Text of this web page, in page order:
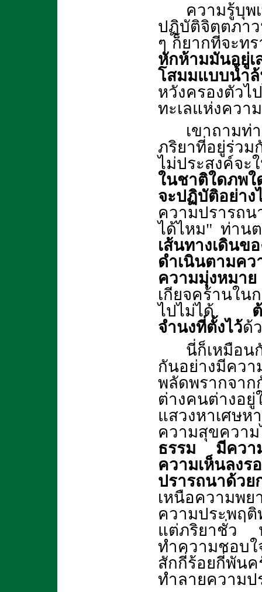
ความรู้บุ
ปฏิบัติจิตตภา
ๆ ก็ยากที่จะท
หักห้ามมันอยู่
โสมมแบบน้ำ
หวังครองตัว
ทะเลแห่งควา
เขาถาม
ภริยาที่อยู่ร่วม
ไม่ประสงค์จ
ในชาติใดภพใ
จะปฏิบัติอย่าง
ความปรารถ
ได้ไหม" ท่าน
เส้นทางเดิน
ดำเนินตามคว
ความมุ่งหมาย
เกียจคร้านใน
ไปไม่ได้
จำนงที่ตั้งไว้ด้
นี่ก็เหมือน
กันอย่างมีค
พลัดพรากจา
ต่างคนต่างอ
แสวงหาเศษห
ความสุขควา
ธรรม มีควา
ความเห็นล
ปรารถนาด้ว
เหนือความพย
ความประพฤ
แต่ภริยาชั่ว
ทำความชอบ
สักกี่ร้อยกี่พัน
ทำลายความ